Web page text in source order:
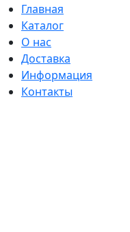
Главная
Каталог
О нас
Доставка
Информация
Контакты